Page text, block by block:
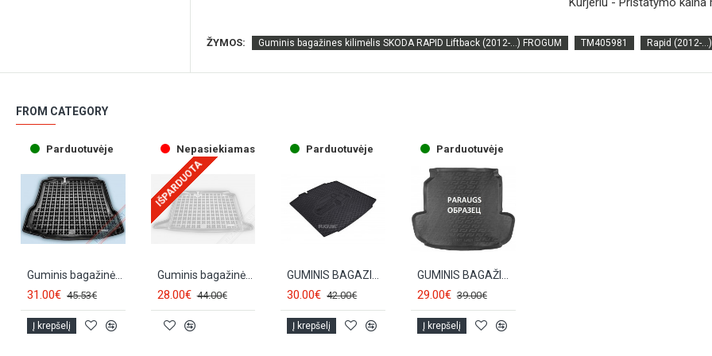
ŽYMOS: Guminis bagažines kilimėlis SKODA RAPID Liftback (2012-...) FROGUM TM405981 Rapid (2012-...)
FROM CATEGORY
Parduotuvėje
31.00€ 45.53€
Į krepšelį
Nepasiekiamas
IŠPARDUOTA
Guminis bagažinės kilimėlis SKODA RAPID Spaceback (2013-...) 231525
28.00€ 44.00€
Parduotuvėje
30.00€ 42.00€
Į krepšelį
Parduotuvėje
29.00€ 39.00€
Į krepšelį